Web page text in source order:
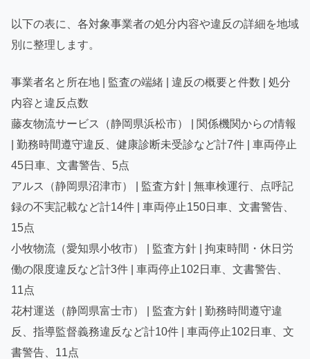
以下の表に、各対象事業者の処分内容や違反の詳細を地域
別に整理します。
事業者名と所在地 | 監査の端緒 | 違反の概要と件数 | 処分
内容と違反点数
藤友物流サービス（静岡県浜松市） | 関係機関からの情報
| 勤務時間遵守違反、健康診断未受診など計7件 | 車両停止
45日車、文書警告、5点
アルス（静岡県沼津市） | 監査方針 | 無車検運行、点呼記
録の不実記載など計14件 | 車両停止150日車、文書警告、
15点
小牧物流（愛知県小牧市） | 監査方針 | 拘束時間・休日労
働の限度違反など計3件 | 車両停止102日車、文書警告、
11点
花村運送（静岡県富士市） | 監査方針 | 勤務時間遵守違
反、指導監督義務違反など計10件 | 車両停止102日車、文
書警告、11点